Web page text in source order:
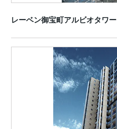
レーベン御宝町アルビオタワー